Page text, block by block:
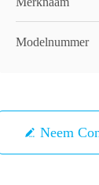
Modelnummer
Neem